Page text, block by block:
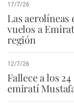
17/7/26
Las aerolíneas
vuelos a
región
12/7/26
Fallece a los
emiratí